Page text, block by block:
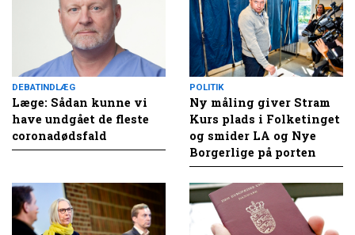
DEBATINDLÆG
Læge: Sådan kunne vi
have undgået de fleste
coronadødsfald
POLITIK
Ny måling giver Stram
Kurs plads i Folketinget
og smider LA og Nye
Borgerlige på porten